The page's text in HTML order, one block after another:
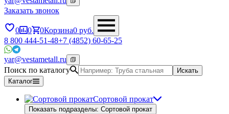
Заказать звонок
0 0 0Корзина0 руб.
8 800 444-51-48+7 (4852) 60-65-25
yar@vestametall.ru
Поиск по каталогу
Искать
Каталог
Сортовой прокат
Показать подразделы: Сортовой прокат